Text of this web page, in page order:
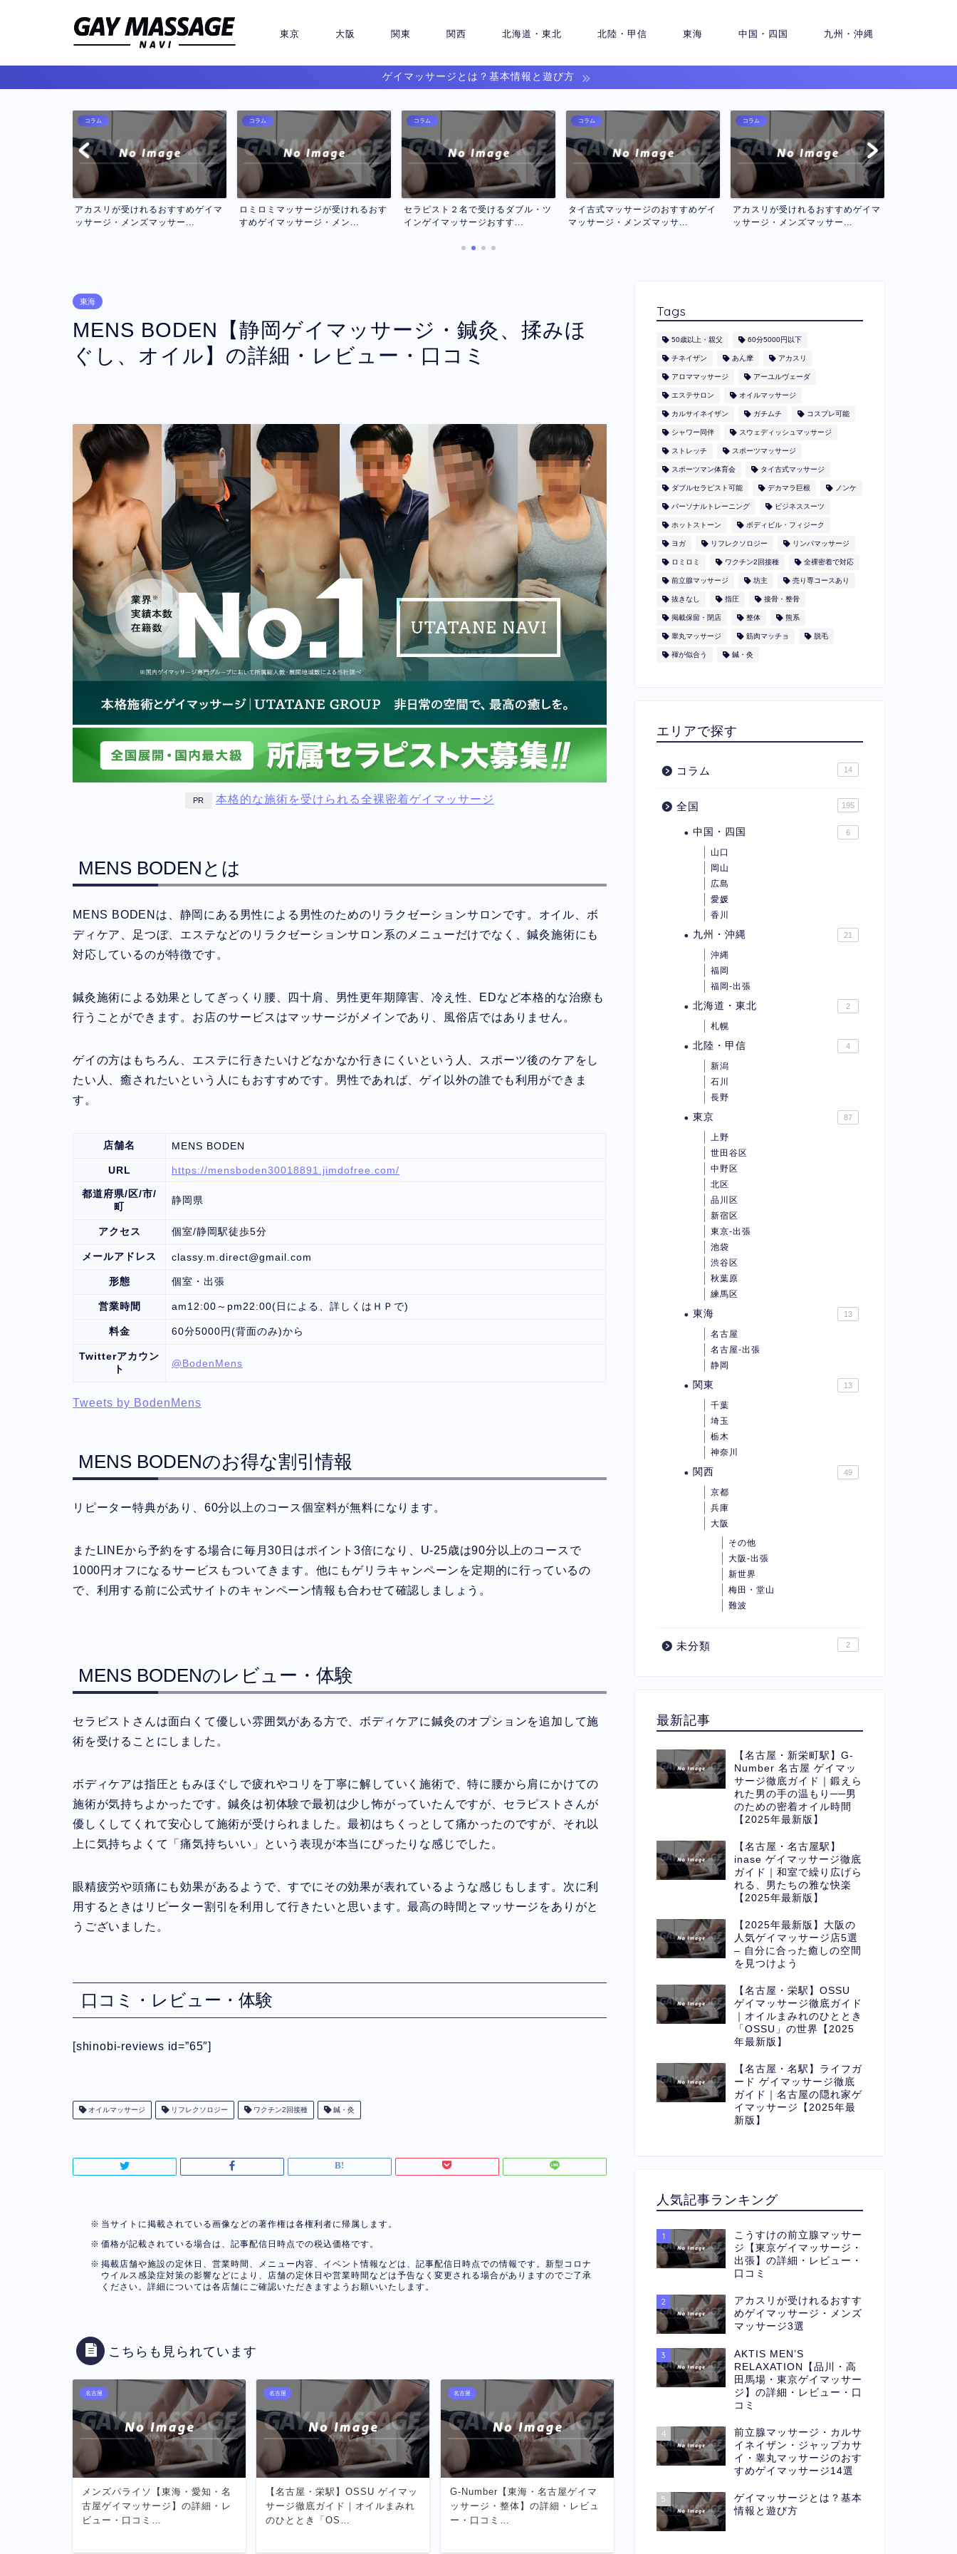
東京 大阪 関東 関西 北海道・東北 北陸・甲信 東海 中国・四国 九州・沖縄
ゲイマッサージとは？基本情報と遊び方
コラム
ロミロミマッサージが受けれるおす
すめゲイマッサージ・メン...
コラム
セラピスト２名で受けるダブル・ツ
インゲイマッサージおすす...
コラム
タイ古式マッサージのおすすめゲイ
マッサージ・メンズマッサ...
コラム
アカスリが受けれるおすすめゲイマ
ッサージ・メンズマッサー...
コラム
ロミロミマッサージが受けれるおす
すめゲイマッサージ・メン...
東海
MENS BODEN【静岡ゲイマッサージ・鍼灸、揉みほ
ぐし、オイル】の詳細・レビュー・口コミ
PR 本格的な施術を受けられる全裸密着ゲイマッサージ
MENS BODENとは
MENS BODENは、静岡にある男性による男性のためのリラクゼーションサロンです。オイル、ボ
ディケア、足つぼ、エステなどのリラクゼーションサロン系のメニューだけでなく、鍼灸施術にも
対応しているのが特徴です。
鍼灸施術による効果としてぎっくり腰、四十肩、男性更年期障害、冷え性、EDなど本格的な治療も
行うことができます。お店のサービスはマッサージがメインであり、風俗店ではありません。
ゲイの方はもちろん、エステに行きたいけどなかなか行きにくいという人、スポーツ後のケアをし
たい人、癒されたいという人にもおすすめです。男性であれば、ゲイ以外の誰でも利用ができま
す。
店舗名 MENS BODEN
URL https://mensboden30018891.jimdofree.com/
都道府県/区/市/
町
静岡県
アクセス 個室/静岡駅徒歩5分
メールアドレス classy.m.direct@gmail.com
形態 個室・出張
営業時間 am12:00～pm22:00(日による、詳しくはＨＰで)
料金 60分5000円(背面のみ)から
Twitterアカウン
ト
@BodenMens
Tweets by BodenMens
MENS BODENのお得な割引情報
リピーター特典があり、60分以上のコース個室料が無料になります。
またLINEから予約をする場合に毎月30日はポイント3倍になり、U-25歳は90分以上のコースで
1000円オフになるサービスもついてきます。他にもゲリラキャンペーンを定期的に行っているの
で、利用する前に公式サイトのキャンペーン情報も合わせて確認しましょう。
MENS BODENのレビュー・体験
セラピストさんは面白くて優しい雰囲気がある方で、ボディケアに鍼灸のオプションを追加して施
術を受けることにしました。
ボディケアは指圧ともみほぐしで疲れやコリを丁寧に解していく施術で、特に腰から肩にかけての
施術が気持ちよかったです。鍼灸は初体験で最初は少し怖がっていたんですが、セラピストさんが
優しくしてくれて安心して施術が受けられました。最初はちくっとして痛かったのですが、それ以
上に気持ちよくて「痛気持ちいい」という表現が本当にぴったりな感じでした。
眼精疲労や頭痛にも効果があるようで、すでにその効果が表れているような感じもします。次に利
用するときはリピーター割引を利用して行きたいと思います。最高の時間とマッサージをありがと
うございました。
口コミ・レビュー・体験
[shinobi-reviews id=”65″]
オイルマッサージ リフレクソロジー ワクチン2回接種 鍼・灸
当サイトに掲載されている画像などの著作権は各権利者に帰属します。
価格が記載されている場合は、記事配信日時点での税込価格です。
掲載店舗や施設の定休日、営業時間、メニュー内容、イベント情報などは、記事配信日時点での情報です。新型コロナ
ウイルス感染症対策の影響などにより、店舗の定休日や営業時間などは予告なく変更される場合がありますのでご了承
ください。詳細については各店舗にご確認いただきますようお願いいたします。
こちらも見られています
名古屋
メンズパライソ【東海・愛知・名
古屋ゲイマッサージ】の詳細・レ
ビュー・口コミ…
名古屋
【名古屋・栄駅】OSSU ゲイマッ
サージ徹底ガイド｜オイルまみれ
のひととき「OS…
名古屋
G-Number【東海・名古屋ゲイマ
ッサージ・整体】の詳細・レビュ
ー・口コミ…
Tags
50歳以上・親父 60分5000円以下
​チネイザン あん摩 アカスリ
アロママッサージ アーユルヴェーダ
エステサロン オイルマッサージ
カルサイネイザン ガチムチ コスプレ可能
シャワー同伴 スウェディッシュマッサージ
ストレッチ スポーツマッサージ
スポーツマン体育会 タイ古式マッサージ
ダブルセラピスト可能 デカマラ巨根 ノンケ
パーソナルトレーニング ビジネススーツ
ホットストーン ボディビル・フィジーク
ヨガ リフレクソロジー リンパマッサージ
ロミロミ ワクチン2回接種 全裸密着で対応
前立腺マッサージ 坊主 売り専コースあり
抜きなし 指圧 接骨・整骨
掲載保留・閉店 整体 熊系
睾丸マッサージ 筋肉マッチョ 脱毛
褌が似合う 鍼・灸
エリアで探す
コラム 14
全国 195
中国・四国 6
山口
岡山
広島
愛媛
香川
九州・沖縄 21
沖縄
福岡
福岡-出張
北海道・東北 2
札幌
北陸・甲信 4
新潟
石川
長野
東京 87
上野
世田谷区
中野区
北区
品川区
新宿区
東京-出張
池袋
渋谷区
秋葉原
練馬区
東海 13
名古屋
名古屋-出張
静岡
関東 13
千葉
埼玉
栃木
神奈川
関西 49
京都
兵庫
大阪
その他
大阪-出張
新世界
梅田・堂山
難波
未分類 2
最新記事
【名古屋・新栄町駅】G-
Number 名古屋 ゲイマッ
サージ徹底ガイド｜鍛えら
れた男の手の温もり──男
のための密着オイル時間
【2025年最新版】
【名古屋・名古屋駅】
inase ゲイマッサージ徹底
ガイド｜和室で繰り広げら
れる、男たちの雅な快楽
【2025年最新版】
【2025年最新版】大阪の
人気ゲイマッサージ店5選
– 自分に合った癒しの空間
を見つけよう
【名古屋・栄駅】OSSU
ゲイマッサージ徹底ガイド
｜オイルまみれのひととき
「OSSU」の世界【2025
年最新版】
【名古屋・名駅】ライフガ
ード ゲイマッサージ徹底
ガイド｜名古屋の隠れ家ゲ
イマッサージ【2025年最
新版】
人気記事ランキング
1
こうすけの前立腺マッサー
ジ【東京ゲイマッサージ・
出張】の詳細・レビュー・
口コミ
2
アカスリが受けれるおすす
めゲイマッサージ・メンズ
マッサージ3選
3
AKTIS MEN’S
RELAXATION【品川・高
田馬場・東京ゲイマッサー
ジ】の詳細・レビュー・口
コミ
4
前立腺マッサージ・カルサ
イネイザン・ジャップカサ
イ・睾丸マッサージのおす
すめゲイマッサージ14選
5
ゲイマッサージとは？基本
情報と遊び方